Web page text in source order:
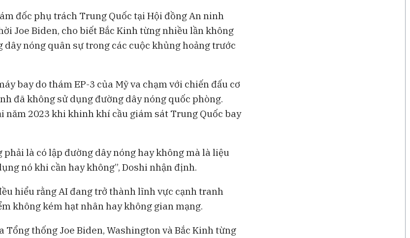
đốc phụ trách Trung Quốc tại Hội đồng An ninh
Joe Biden, cho biết Bắc Kinh từng nhiều lần không
dây nóng quân sự trong các cuộc khủng hoảng trước
bay do thám EP-3 của Mỹ va chạm với chiến đấu cơ
đã không sử dụng đường dây nóng quốc phòng.
năm 2023 khi khinh khí cầu giám sát Trung Quốc bay
phải là có lập đường dây nóng hay không mà là liệu
nó khi cần hay không”, Doshi nhận định.
hiểu rằng AI đang trở thành lĩnh vực cạnh tranh
không kém hạt nhân hay không gian mạng.
Tổng thống Joe Biden, Washington và Bắc Kinh từng